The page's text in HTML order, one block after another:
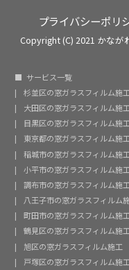
プライバシーポリ
Copyright (C) 2021 かな
サービス一覧
杉並区の窓ガラスフィルム施工
大田区の窓ガラスフィルム施工
目黒区の窓ガラスフィルム施工
東京都の窓ガラスフィルム施
稲城市の窓ガラスフィルム施工
小平市の窓ガラスフィルム施工
調布市の窓ガラスフィルム施工
八王子市の窓ガラスフィルム
町田市の窓ガラスフィルム施
鶴見区の窓ガラスフィルム施
旭区の窓ガラスフィルム施工
戸塚区の窓ガラスフィルム施工